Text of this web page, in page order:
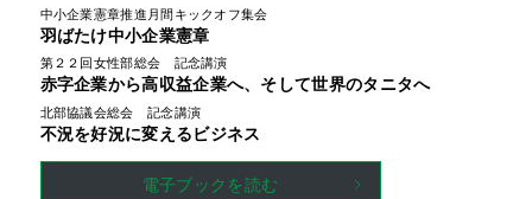
中小企業憲章推進月間キックオフ集会
羽ばたけ中小企業憲章
第２２回女性部総会　記念講演
赤字企業から高収益企業へ、そして世界のタニタへ
北部協議会総会　記念講演
不況を好況に変えるビジネス
電子ブックを読む